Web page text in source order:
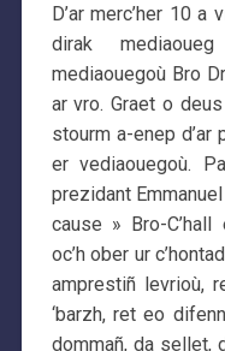
D’ar merc’her 10
dirak
mediaouegoù Bro
ar vro. Graet o
stourm a-enep d’ar
er vediaouegoù.
prezidant
cause » Bro-
oc’h ober ur
amprestiñ levrioù,
‘barzh, ret eo
dommañ, da sellet,